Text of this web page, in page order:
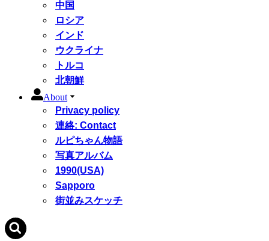
中国
ロシア
インド
ウクライナ
トルコ
北朝鮮
About
Privacy policy
連絡: Contact
ルピちゃん物語
写真アルバム
1990(USA)
Sapporo
街並みスケッチ